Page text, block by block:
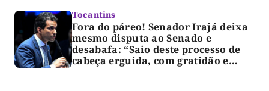
Tocantins
Fora do páreo! Senador Irajá deixa
mesmo disputa ao Senado e
desabafa: “Saio deste processo de
cabeça erguida, com gratidão e